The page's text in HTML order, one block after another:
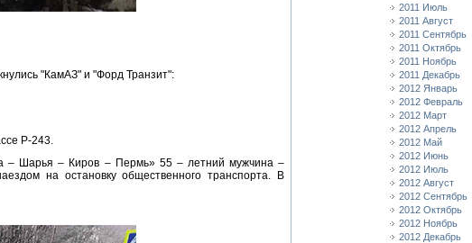
"КамАЗ" и "Форд Транзит":
Р-243.
– Шарья – Киров – Пермь» 55 – летний мужчина –
на остановку общественного транспорта. В
2011 Июль
2011 Август
2011 Сентябрь
2011 Октябрь
2011 Ноябрь
2011 Декабрь
2012 Январь
2012 Февраль
2012 Март
2012 Апрель
2012 Май
2012 Июнь
2012 Июль
2012 Август
2012 Сентябрь
2012 Октябрь
2012 Ноябрь
2012 Декабрь